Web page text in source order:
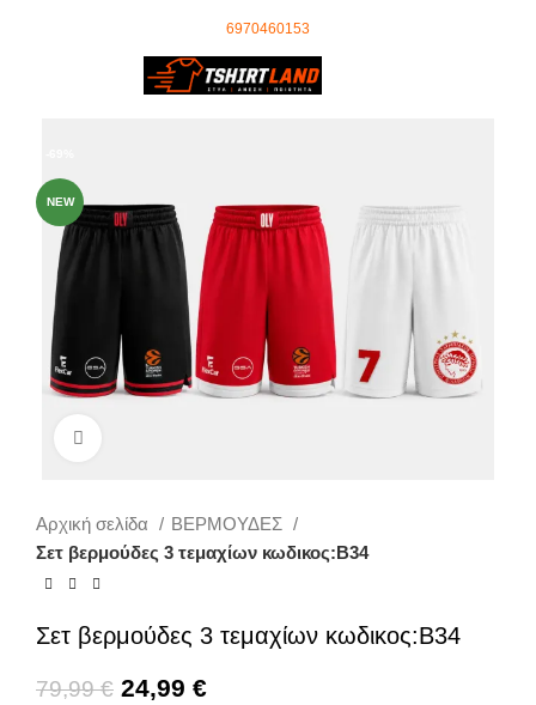
6970460153
NEW
Αρχική σελίδα
ΒΕΡΜΟΥΔΕΣ
Σετ βερμούδες 3 τεμαχίων κωδικος:Β34
Σετ βερμούδες 3 τεμαχίων κωδικος:Β34
79,99€ 24,99 €